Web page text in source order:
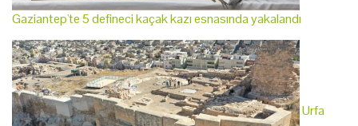
Gaziantep'te 5 defineci kaçak kazı esnasında yakalandı
Urfa